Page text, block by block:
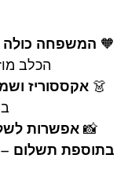
🧡 המשפחה
הכלב
👗 אקססוריז
📸 אפשרות
בתוספת תשלום